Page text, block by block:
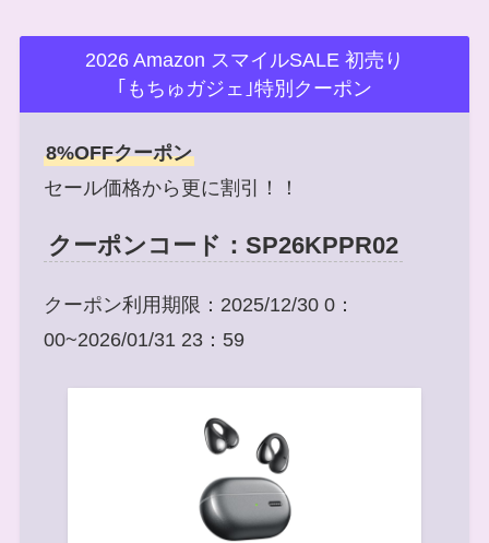
2026 Amazon スマイルSALE 初売り
｢もちゅガジェ｣特別クーポン
8%OFFクーポン
セール価格から更に割引！！
クーポンコード：SP26KPPR02
クーポン利用期限：2025/12/30 0：
00~2026/01/31 23：59